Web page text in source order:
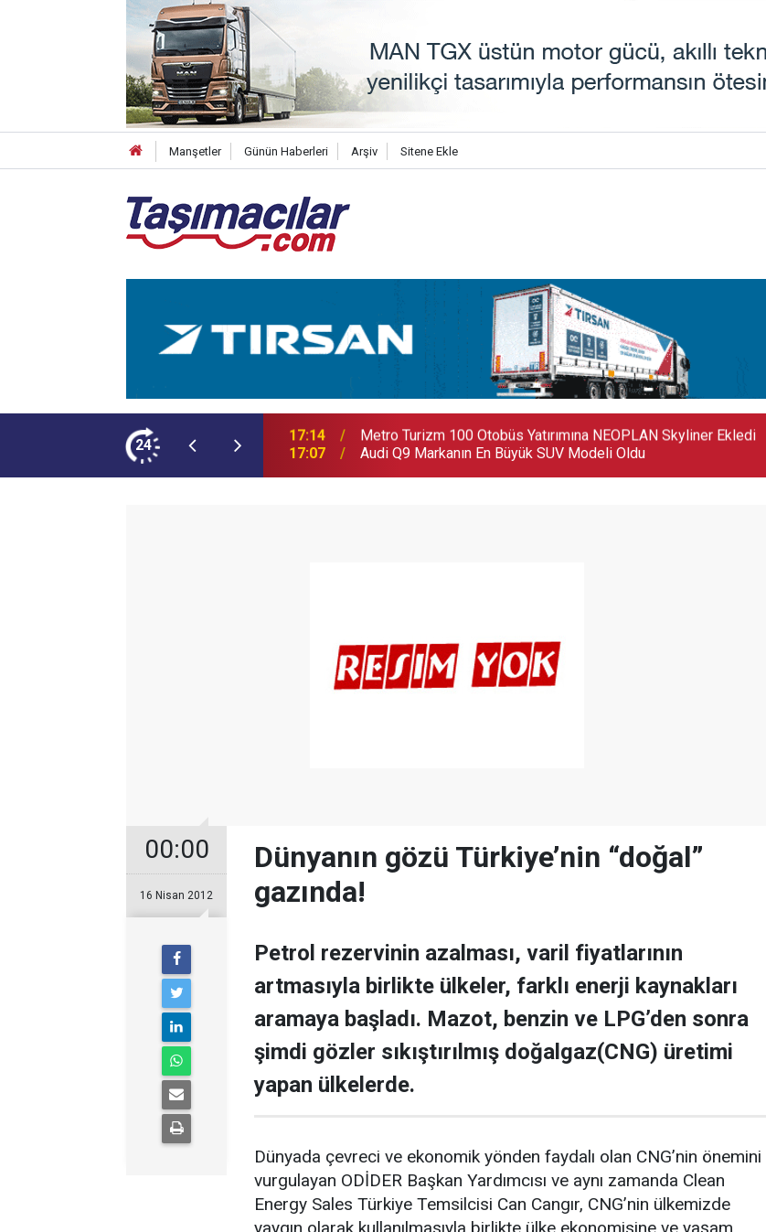
Manşetler Günün Haberleri Arşiv Sitene Ekle
24
NEOPLAN Skyliner Ekledi 17:07 Audi Q9 Markanın En Büyük SUV Modeli Oldu
00:00
16 Nisan 2012
Dünyanın gözü Türkiye’nin “doğal”
gazında!
Petrol rezervinin azalması, varil fiyatlarının
artmasıyla birlikte ülkeler, farklı enerji kaynakları
aramaya başladı. Mazot, benzin ve LPG’den sonra
şimdi gözler sıkıştırılmış doğalgaz(CNG) üretimi
yapan ülkelerde.
Dünyada çevreci ve ekonomik yönden faydalı olan CNG’nin önemini
vurgulayan ODİDER Başkan Yardımcısı ve aynı zamanda Clean
Energy Sales Türkiye Temsilcisi Can Cangır, CNG’nin ülkemizde
yaygın olarak kullanılmasıyla birlikte ülke ekonomisine ve yaşam